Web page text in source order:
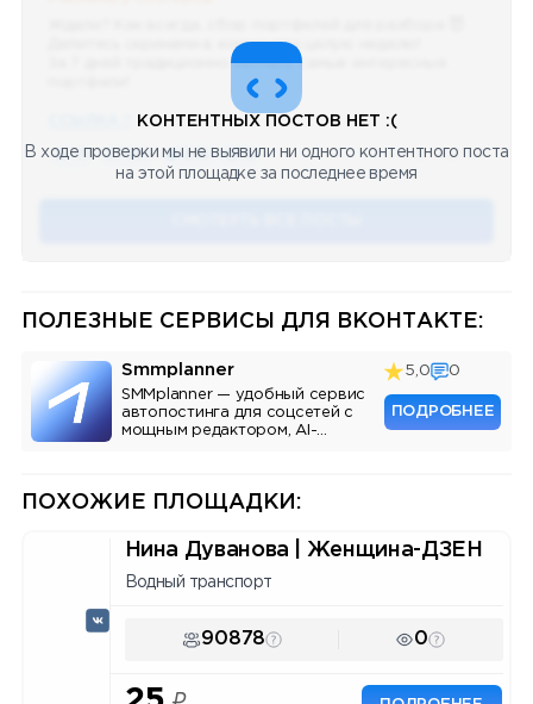
Делитесь скринами в комментах целую неделю!
За 7 дней традиционно выберу самые интересные
🔥 75 👍🏻 487 ❤️ 875 🥴 19 12.4k 12:45
КОНТЕНТНЫХ ПОСТОВ НЕТ :(
В ходе проверки мы не выявили ни одного контентного поста
на этой площадке за последнее время
ПОЛЕЗНЫЕ СЕРВИСЫ ДЛЯ ВКОНТАКТЕ:
Smmplanner
SMMplanner — удобный сервис
автопостинга для соцсетей с
мощным редактором, AI-
5,0 0
ПОДРОБНЕЕ
ПОХОЖИЕ ПЛОЩАДКИ:
Нина Дуванова | Женщина-ДЗЕН
Водный транспорт
90878 0